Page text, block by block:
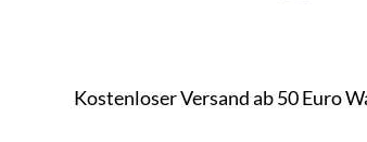
Kostenloser Versand ab 50 Euro